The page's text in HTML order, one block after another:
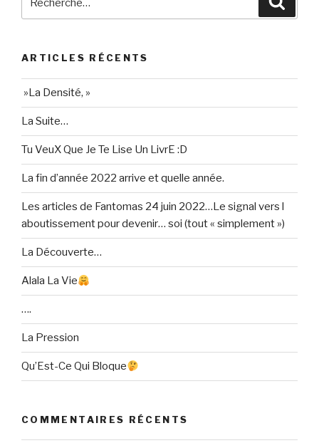
pour
ARTICLES RÉCENTS
»La Densité, »
La Suite…
Tu VeuX Que Je Te Lise Un LivrE :D
La fin d’année 2022 arrive et quelle année.
Les articles de Fantomas 24 juin 2022…Le signal vers l
aboutissement pour devenir… soi (tout « simplement »)
La Découverte…
Alala La Vie
….
La Pression
Qu’Est-Ce Qui Bloque
COMMENTAIRES RÉCENTS